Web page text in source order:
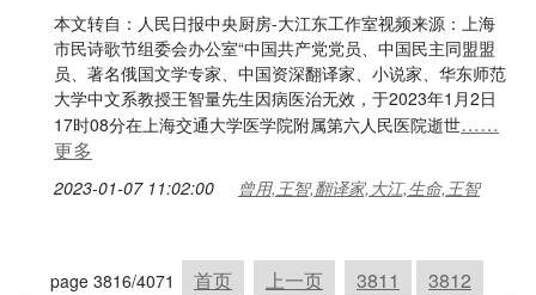
本文转自：人民日报中央厨房-大江东工作室视频来源：上海
市民诗歌节组委会办公室“中国共产党党员、中国民主同盟盟
员、著名俄国文学专家、中国资深翻译家、小说家、华东师范
大学中文系教授王智量先生因病医治无效，于2023年1月2日
17时08分在上海交通大学医学院附属第六人民医院逝世……
更多
2023-01-07 11:02:00 曾用,王智,翻译家,大江,生命,王智
page 3816/4071 首页 上一页 3811
3812